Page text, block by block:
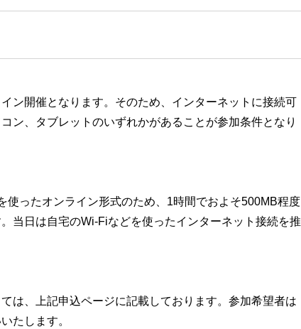
ン開催となります。そのため、インターネットに接続可
ン、タブレットのいずれかがあることが参加条件となり
使ったオンライン形式のため、1時間でおよそ500MB程度
当日は自宅のWi-Fiなどを使ったインターネット接続を推
は、上記申込ページに記載しております。参加希望者は
たします。